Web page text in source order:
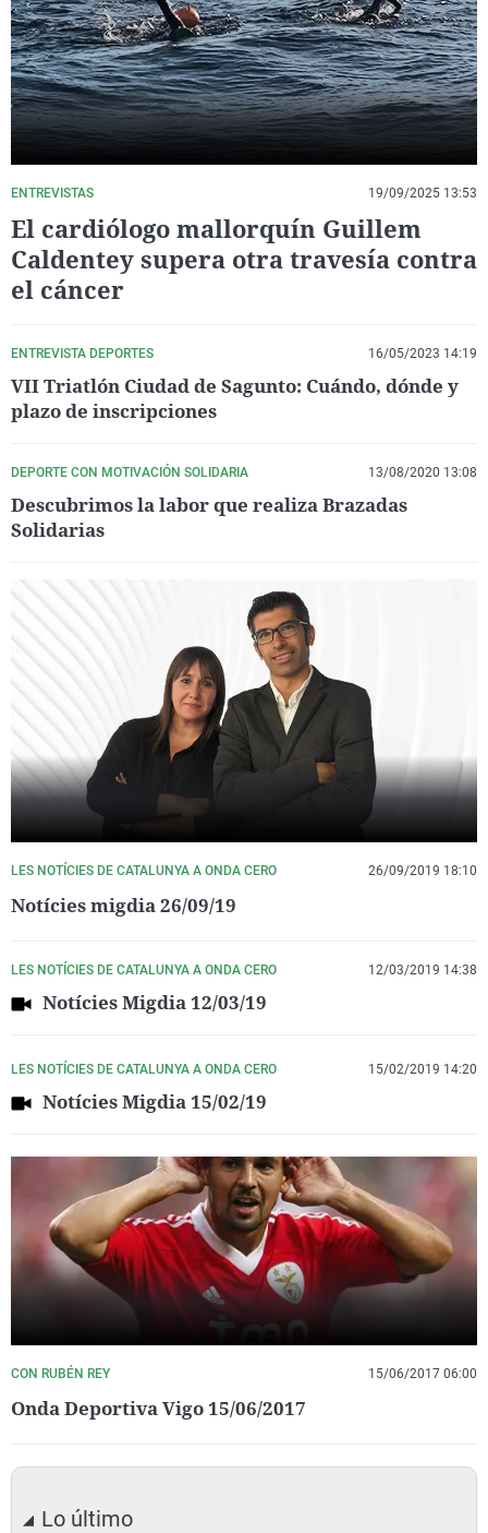
La rosa de los vientos
Gente viajera
Como el perro y el
Caso
Retornados
Equipo de
Operación Viuda
Extremadura
Galicia
La Rioja
Navarra
País Vasco
Virales
Televisión
Elecciones
ENTREVISTAS 19/09/2025 13:53
El cardiólogo mallorquín Guillem
Caldentey supera otra travesía contra
el cáncer
ENTREVISTA DEPORTES 16/05/2023 14:19
VII Triatlón Ciudad de Sagunto: Cuándo, dónde y
plazo de inscripciones
DEPORTE CON MOTIVACIÓN SOLIDARIA 13/08/2020 13:08
Descubrimos la labor que realiza Brazadas
Solidarias
LES NOTÍCIES DE CATALUNYA A ONDA CERO 26/09/2019 18:10
Notícies migdia 26/09/19
LES NOTÍCIES DE CATALUNYA A ONDA CERO 12/03/2019 14:38
Notícies Migdia 12/03/19
LES NOTÍCIES DE CATALUNYA A ONDA CERO 15/02/2019 14:20
Notícies Migdia 15/02/19
CON RUBÉN REY 15/06/2017 06:00
Onda Deportiva Vigo 15/06/2017
Lo último